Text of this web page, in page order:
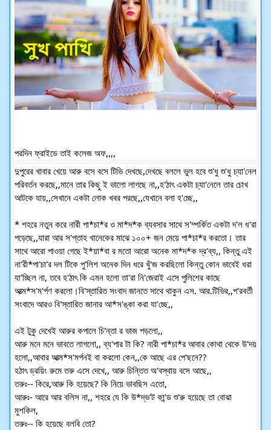
পরদিন ফ্রাইডে তাই কলেজ অফ,,,,
দুপুরের খাবার খেয়ে আরু বসে বসে টিভি দেখছে,দেখছে বললে ভুল হবে শু'ধু শু'ধু চ্যা'নেল
পরিবর্তন করছে,,মানে তার কিছু ই ভালো লাগছে না,,হ'ঠাৎ একটা চ্যা'নেলে তার চোখ
আটকে যায়,,সেখানে একটা লোক খবর পরছে,,যেখানে বলা হ'চ্ছে,,
* শহরে নতুন করে নারী পা*চা*র ও মা*দ*ক ব্যবসার সাথে স'ম্পর্কিত একটা দ'ল ধ'রা
পড়েছে,,যারা আর স'প্তাহ খানেকের মাঝে ১০০+ জন মেয়ে পা*চা*র করতো। তার
সাথে আরো পাওয়া গেছে ই*য়া*বা র মতো আরো অনেক মা*দ*ক দ্র'ব্য,, কিন্তু এই
না'রী*পা'চা'র দল টিকে পু'লিশ অনেক দিন ধরে খুঁ'জ করছিলো কিন্তু কোন ভাবেই ধরা
যা'চ্ছিল না, তবে হ'ঠাৎ কি এমন হলো তা'রা নি'জেরাই এসে পুলিশের কাছে
আত্ম*স'ম'র্পণ করলো।বি'স্তারিত সংবাদ জানতে সাথে থাকুন এস. আর.টিভির,,প'রবর্তী
সংবাদে আরও বি'স্তারিত জানার আ*স'ঙ্কা করা যা'চ্ছে,,
এই টুকু দেখেই আরুর কপালে চি'ন্তা র ভাজ পড়লো,,
আরু মনে মনে ভাবতে লাগলো,, ব্য'পার টা কি? নারী পা*চা*র আবার কোথা থেকে উ'দয়
হলো,,আবার আত্ম*স'মর্পনই বা করলো কেন,,কে আছে এর পে'ছনে??
হঠাৎ ড্রয়িং রুমে তরু এসে দেখে,, আরু চিন্তিত অ'বস্থায় বসে আছে,,
তরুঃ-- কিরে,আরু কি হয়েছে? কি নিয়ে ভাবছিস এতো,
আরুঃ- আরে আর বলিস না,, শহরে যে কি উ*দ্ভ'ট কা'ন্ড শু'রু হয়েছে তা বোঝা
মুশকিল,
তরুঃ-- কি হয়েছে বলবি তো?